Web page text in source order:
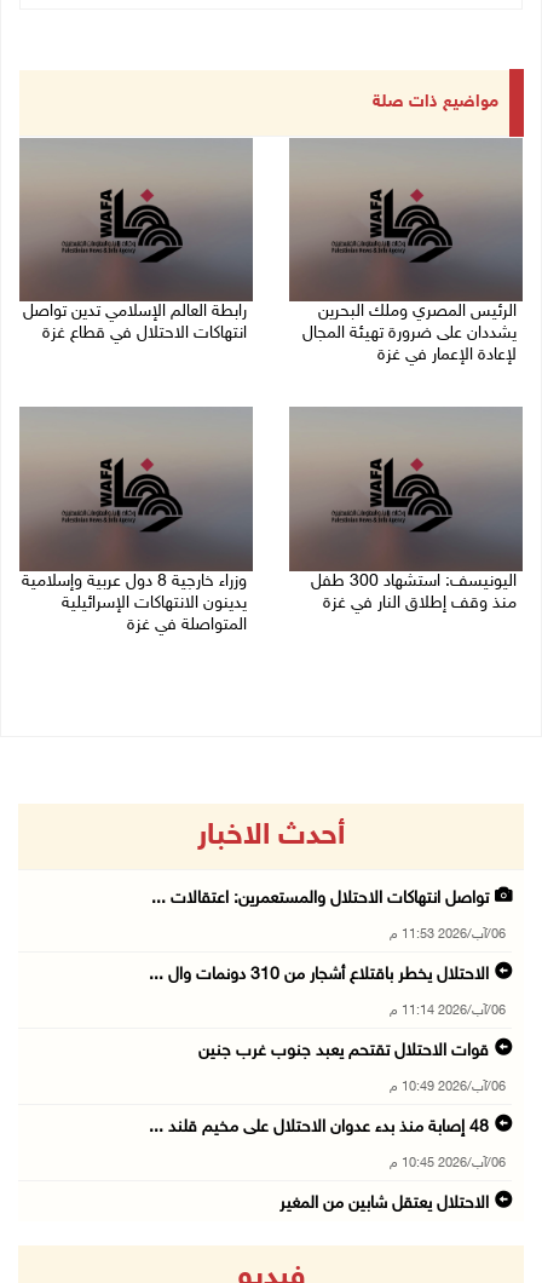
مواضيع ذات صلة
الرئيس المصري وملك البحرين
يشددان على ضرورة تهيئة المجال
لإعادة الإعمار في غزة
رابطة العالم الإسلامي تدين تواصل
انتهاكات الاحتلال في قطاع غزة
اليونيسف: استشهاد 300 طفل
منذ وقف إطلاق النار في غزة
وزراء خارجية 8 دول عربية وإسلامية
يدينون الانتهاكات الإسرائيلية
المتواصلة في غزة
أحدث الاخبار
تواصل انتهاكات الاحتلال والمستعمرين: اعتقالات ...
06/آب/2026 11:53 م
الاحتلال يخطر باقتلاع أشجار من 310 دونمات وال ...
06/آب/2026 11:14 م
قوات الاحتلال تقتحم يعبد جنوب غرب جنين
06/آب/2026 10:49 م
48 إصابة منذ بدء عدوان الاحتلال على مخيم قلند ...
06/آب/2026 10:45 م
الاحتلال يعتقل شابين من المغير